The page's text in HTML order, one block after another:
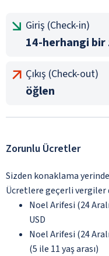
Giriş (Check-in)
14-herhangi bir
Çıkış (Check-out)
öğlen
Zorunlu Ücretler
Sizden konaklama
Ücretlere geçerli
Noel Arifesi (24
USD
Noel Arifesi (24
(5 ile 11 yaş arası)